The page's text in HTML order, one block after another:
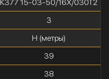
К377 15-03-50/16Х/030Т2
3
H (метры)
39
38